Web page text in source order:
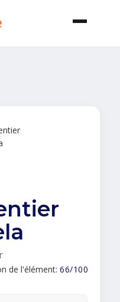
de l'élément: 66/100